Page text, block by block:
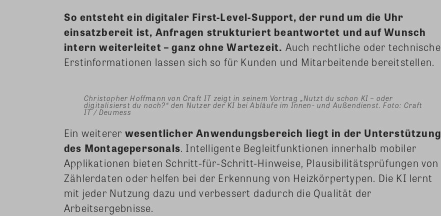
So entsteht ein digitaler First-Level-Support, der rund um die Uhr
einsatzbereit ist, Anfragen strukturiert beantwortet und auf Wunsch
intern weiterleitet – ganz ohne Wartezeit. Auch rechtliche oder technische
Erstinformationen lassen sich so für Kunden und Mitarbeitende bereitstellen.
Christopher Hoffmann von Craft IT zeigt in seinem Vortrag „Nutzt du schon KI – oder
digitalisierst du noch?“ den Nutzer der KI bei Abläufe im Innen- und Außendienst. Foto: Craft
IT / Deumess
Ein weiterer wesentlicher Anwendungsbereich liegt in der Unterstützung
des Montagepersonals. Intelligente Begleitfunktionen innerhalb mobiler
Applikationen bieten Schritt-für-Schritt-Hinweise, Plausibilitätsprüfungen von
Zählerdaten oder helfen bei der Erkennung von Heizkörpertypen. Die KI lernt
mit jeder Nutzung dazu und verbessert dadurch die Qualität der
Arbeitsergebnisse.